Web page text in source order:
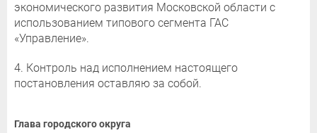
экономического развития Московской области с
использованием типового сегмента ГАС
«Управление».
4. Контроль над исполнением настоящего
постановления оставляю за собой.
Глава городского округа